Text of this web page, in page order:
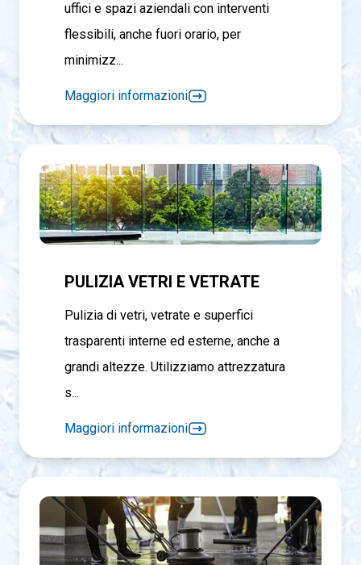
uffici e spazi aziendali con interventi
flessibili, anche fuori orario, per
minimizz...
Maggiori informazioni
PULIZIA VETRI E VETRATE
Pulizia di vetri, vetrate e superfici
trasparenti interne ed esterne, anche a
grandi altezze. Utilizziamo attrezzatura
s...
Maggiori informazioni